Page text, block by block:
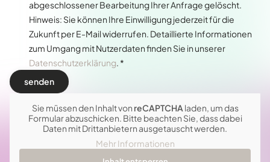
abgeschlossener Bearbeitung Ihrer Anfrage gelöscht.
Hinweis: Sie können Ihre Einwilligung jederzeit für die
Zukunft per E-Mail widerrufen. Detaillierte Informationen
zum Umgang mit Nutzerdaten finden Sie in unserer
Datenschutzerklärung. *
Sie müssen den Inhalt von reCAPTCHA laden, um das
Formular abzuschicken. Bitte beachten Sie, dass dabei
Daten mit Drittanbietern ausgetauscht werden.
Mehr Informationen